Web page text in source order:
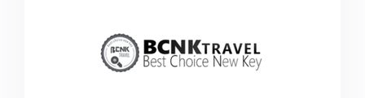
bcnktravel.com